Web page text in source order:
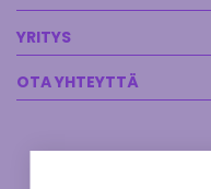
YRITYS
OTA YHTEYTTÄ